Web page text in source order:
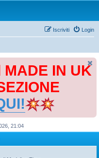
Login
Iscriviti
IN UK
21:04